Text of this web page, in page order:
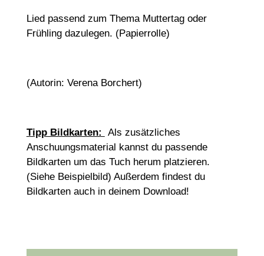
Lied passend zum Thema Muttertag oder
Frühling dazulegen. (Papierrolle)
(Autorin: Verena Borchert)
Tipp Bildkarten:
Als zusätzliches
Anschuungsmaterial kannst du passende
Bildkarten um das Tuch herum platzieren.
(Siehe Beispielbild) Außerdem findest du
Bildkarten auch in deinem Download!